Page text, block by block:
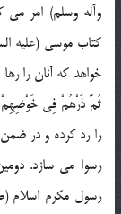
وآله وسلم) امر
کتاب موسي (عليه
خواهد که آنان را
ثُمَّ ذَرْهُمْ فِي خَوْضِهِمْ
را رد کرده و در
رسوا مي سازد.
رسول مکرم اسلام